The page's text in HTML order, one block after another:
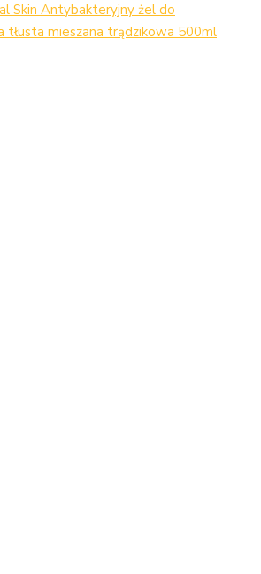
Skin Antybakteryjny żel do
tłusta mieszana trądzikowa 500ml